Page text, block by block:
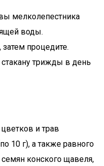
мелколепестника
воды.
затем процедите.
стакану трижды в день
и трав
10 г), а также равного
конского щавеля,